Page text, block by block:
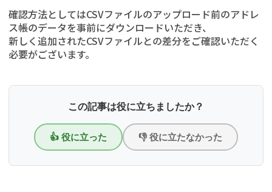
確認方法としてはCSVファイルのアップロード前のアドレ
ス帳のデータを事前にダウンロードいただき、
新しく追加されたCSVファイルとの差分をご確認いただく
必要がございます。
この記事は役に立ちましたか？
👍 役に立った 👎 役に立たなかった